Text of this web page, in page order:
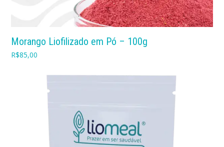
Morango Liofilizado em Pó – 100g
R$85,00